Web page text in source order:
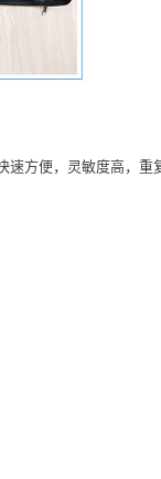
便，灵敏度高，重